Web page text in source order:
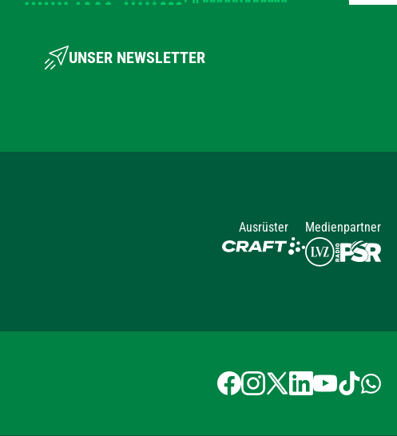
UNSER NEWSLETTER
Ausrüster
Medienpartner